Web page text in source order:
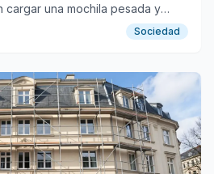
cargar una mochila pesada y
en un buen alojamiento.Sociedad